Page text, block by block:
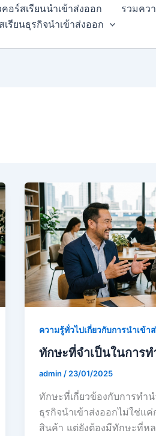
อร์สเรียนนำเข้าส่งออก
รวมคว
เรียนธุรกิจนำเข้าส่งออก
ความรู้ทั่วไปเกี่ยวกับการนำเข้า
ทักษะที่จำเป็นในการท
admin/23/01/2025
ทักษะที่เกี่ยวข้องกับการทำ
ธุรกิจนำเข้าส่งออกไม่ใช่แ
สินค้า แต่ยังต้องมีทักษะที่ห